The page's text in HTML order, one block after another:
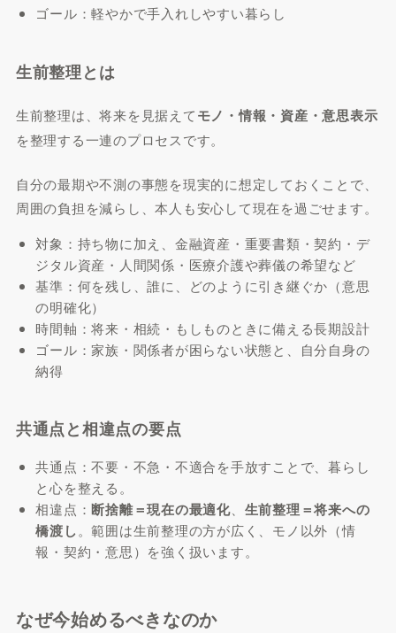
ゴール：軽やかで手入れしやすい暮らし
生前整理とは
生前整理は、将来を見据えてモノ・情報・資産・意思表示
を整理する一連のプロセスです。
自分の最期や不測の事態を現実的に想定しておくことで、
周囲の負担を減らし、本人も安心して現在を過ごせます。
対象：持ち物に加え、金融資産・重要書類・契約・デ
ジタル資産・人間関係・医療介護や葬儀の希望など
基準：何を残し、誰に、どのように引き継ぐか（意思
の明確化）
時間軸：将来・相続・もしものときに備える長期設計
ゴール：家族・関係者が困らない状態と、自分自身の
納得
共通点と相違点の要点
共通点：不要・不急・不適合を手放すことで、暮らし
と心を整える。
相違点：断捨離＝現在の最適化、 生前整理＝将来への
橋渡し。範囲は生前整理の方が広く、モノ以外（情
報・契約・意思）を強く扱います。
なぜ今始めるべきなのか